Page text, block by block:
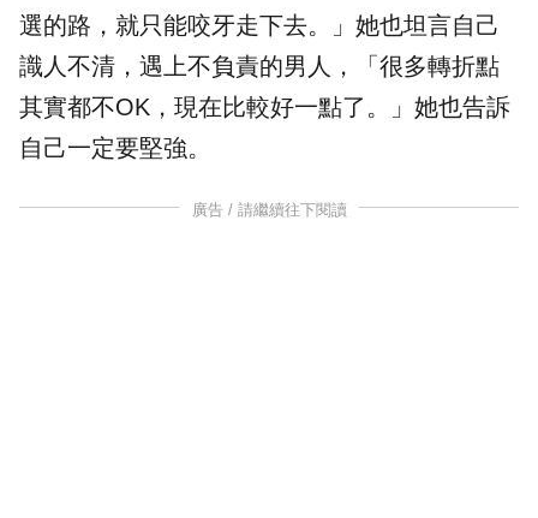
選的路，就只能咬牙走下去。」她也坦言自己
識人不清，遇上不負責的男人，「很多轉折點
其實都不OK，現在比較好一點了。」她也告訴
自己一定要堅強。
廣告 / 請繼續往下閱讀